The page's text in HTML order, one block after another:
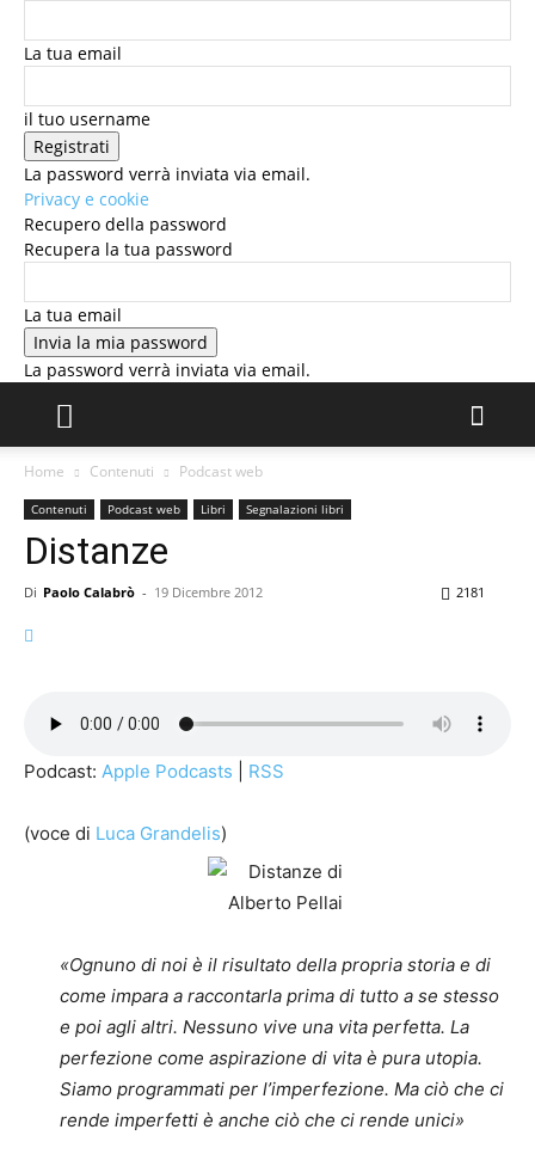
La tua email
il tuo username
La password verrà inviata via email.
Privacy e cookie
Recupero della password
Recupera la tua password
La tua email
La password verrà inviata via email.
Home Contenuti Podcast web
Contenuti Podcast web Libri Segnalazioni libri
Distanze
Di Paolo Calabrò - 19 Dicembre 2012 2181
Podcast: Apple Podcasts RSS
(voce di Luca Grandelis)
«Ognuno di noi è il risultato della propria storia e di
come impara a raccontarla prima di tutto a se stesso
e poi agli altri. Nessuno vive una vita perfetta. La
perfezione come aspirazione di vita è pura utopia.
Siamo programmati per l’imperfezione. Ma ciò che ci
rende imperfetti è anche ciò che ci rende unici»